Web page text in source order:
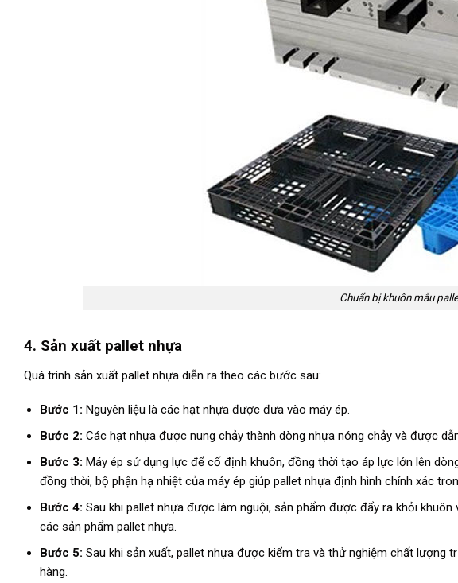
Chuẩn bị khuôn mẫu
4. Sản xuất pallet nhựa
Quá trình sản xuất pallet nhựa diễn ra theo các bước sau:
Bước 1: Nguyên liệu là các hạt nhựa được đưa vào máy ép.
Bước 2: Các hạt nhựa được nung chảy thành dòng nhựa nóng chảy và được
Bước 3: Máy ép sử dụng lực để cố định khuôn, đồng thời tạo áp lực lớn lên
đồng thời, bộ phận hạ nhiệt của máy ép giúp pallet nhựa định hình chính xác
Bước 4: Sau khi pallet nhựa được làm nguội, sản phẩm được đẩy ra khỏi
các sản phẩm pallet nhựa.
Bước 5: Sau khi sản xuất, pallet nhựa được kiểm tra và thử nghiệm chất
hàng.